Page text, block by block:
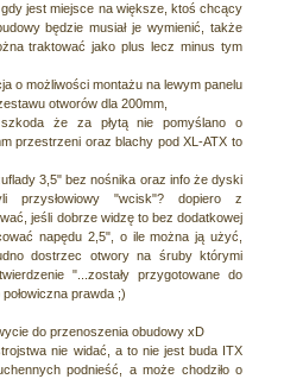
jest miejsce na większe, ktoś chcący
będzie musiał je wymienić, także
traktować jako plus lecz minus tym
o możliwości montażu na lewym panelu
otworów dla 200mm,
że za płytą nie pomyślano o
przestrzeni oraz blachy pod XL-ATX to
3,5" bez nośnika oraz info że dyski
"wcisk"? dopiero z
jeśli dobrze widzę to bez dodatkowej
napędu 2,5", o ile można ją użyć,
dostrzec otwory na śruby którymi
"...zostały przygotowane do
prawda ;)
do przenoszenia obudowy xD
nie widać, a to nie jest buda ITX
podnieść, a może chodziło o